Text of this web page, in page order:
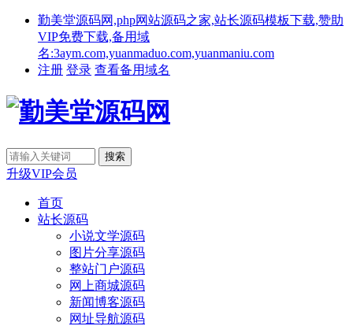
勤美堂源码网,php网站源码之家,站长源码模板下载,赞助
VIP免费下载,备用域
名:3aym.com,yuanmaduo.com,yuanmaniu.com
注册 登录 查看备用域名
升级VIP会员
首页
站长源码
小说文学源码
图片分享源码
整站门户源码
网上商城源码
新闻博客源码
网址导航源码